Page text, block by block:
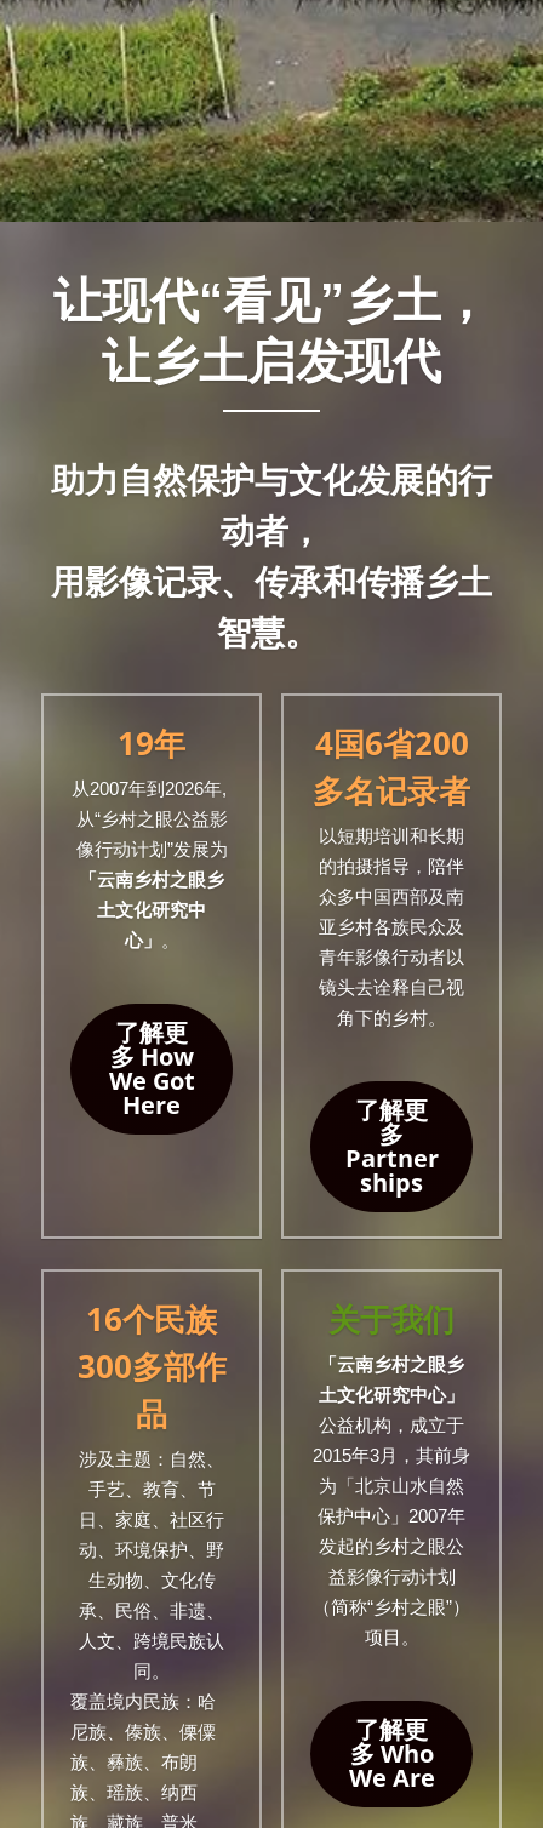
让现代“看见”乡土，
让乡土启发现代
助力自然保护与文化发展的行
动者，
用影像记录、传承和传播乡土
智慧。
19年
从2007年到2026年,
从“乡村之眼公益影
像行动计划”发展为
「云南乡村之眼乡
土文化研究中
心」 。
了解更
多 How
We Got
Here
4国6省200
多名记录者
以短期培训和长期
的拍摄指导，陪伴
众多中国西部及南
亚乡村各族民众及
青年影像行动者以
镜头去诠释自己视
角下的乡村。
了解更
多
Partner
ships
16个民族
300多部作
品
涉及 主题 ：自然、
手艺、教育、节
日、家庭、社区行
动、环境保护、野
生动物、文化传
承、民俗、非遗、
人文、跨境民族认
同。
覆盖境内民族：哈
尼族、傣族、傈僳
族、彝族、布朗
族、瑶族、纳西
族、藏族、普米
关于我们
「云南乡村之眼乡
土文化研究中心」
公益机构，成立于
2015年3月，其前身
为「北京山水自然
保护中心」2007年
发起的乡村之眼公
益影像行动计划
（简称“乡村之眼”）
项目。
了解更
多 Who
We Are